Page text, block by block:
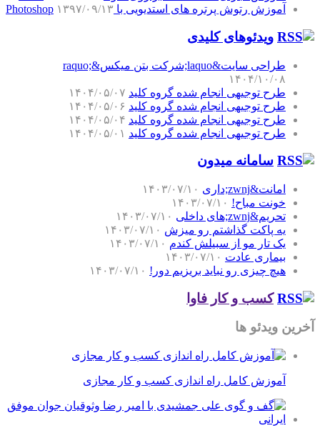
آموزش رتوش پرتره های استدیویی با Photoshop ۱۳۹۷/۰۹/۱۳
ویدئوهای کلیدی
طراحی سایت&laquo;شرکت بتن میکس&raquo;
۱۴۰۴/۱۰/۰۸
طرح توجیهی انجام شده گروه کلید ۱۴۰۴/۰۵/۰۷
طرح توجیهی انجام شده گروه کلید ۱۴۰۴/۰۵/۰۶
طرح توجیهی انجام شده گروه کلید ۱۴۰۴/۰۵/۰۴
طرح توجیهی انجام شده گروه کلید ۱۴۰۴/۰۵/۰۱
سامانه میدون
امانت&zwnj;داری
۱۴۰۳/۰۷/۱۰
خونت مباح! ۱۴۰۳/۰۷/۱۰
تحریم&zwnj;های داخلی
۱۴۰۳/۰۷/۱۰
یه پاکت گذاشتم رو میزش ۱۴۰۳/۰۷/۱۰
یک تار مو از سبیلش کندم ۱۴۰۳/۰۷/۱۰
بیماری عادت ۱۴۰۳/۰۷/۱۰
هیچ چیزی رو نباید بریزیم دور! ۱۴۰۳/۰۷/۱۰
کسب و کار فاوا
آخرین ویدئو ها
آموزش کامل راه اندازی کسب و کار مجازی